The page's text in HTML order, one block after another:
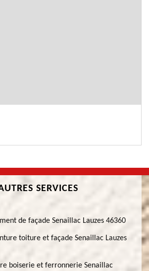
SERVICES
de façade Senaillac Lauzes 46360
toiture et façade Senaillac Lauzes
boiserie et ferronnerie Senaillac